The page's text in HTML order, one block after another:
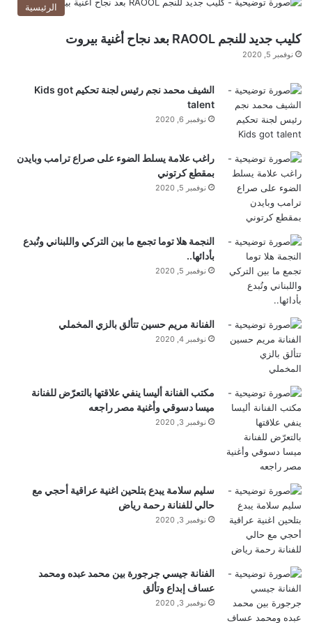
الرئيسية
كليب جديد للنجم RAOOL بعد نجاح أغنية بيروت
نوفمبر 5, 2020
الشيف محمد نجم رئيس لجنة تحكيم Kids got
talent
نوفمبر 6, 2020
راغب علامة يسلط الضوء على صراع ترامب وبايدن
بمقطع كرتوني
نوفمبر 5, 2020
النجمة هلا توما تجمع ما بين التركي واللبناني وتُبدع
بأدائها..
نوفمبر 5, 2020
الفنانة مريم حسين تتألق بالزي المخملي
نوفمبر 4, 2020
مكتب الفنانة أليسا ينفي علاقتها بالتعرّض للفنانة
ميسا دسوقي وأغنية مصر راجعه
نوفمبر 3, 2020
سليم سلامة يبدع بتلحين اغنية عراقية أحجي مع
حالي للفنانة رحمة رياض
نوفمبر 3, 2020
الفنانة جيسي جرجورة بين محمد عبده ومحمد
عساف إبداع وتألق
نوفمبر 3, 2020